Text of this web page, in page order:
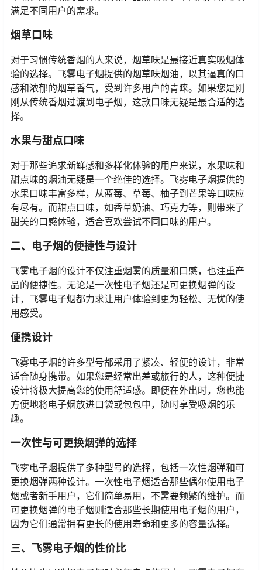
素。飞雾电子烟提供了丰富多样的烟油口味，从经典的烟
满足不同用户的需求。
烟草口味
对于习惯传统香烟的人来说，烟草味是最接近真实吸烟体
验的选择。飞雾电子烟提供的烟草味烟油，以其逼真的口
感和浓郁的烟草香气，受到许多用户的青睐。如果您是刚
择。
水果与甜点口味
对于那些追求新鲜感和多样化体验的用户来说，水果味和
甜点味的烟油无疑是一个绝佳的选择。飞雾电子烟提供的
水果口味丰富多样，从蓝莓、草莓、柚子到芒果等口味应
甜美的口感体验，适合喜欢尝试不同口味的用户。
二、电子烟的便捷性与设计
飞雾电子烟的设计不仅注重烟雾的质量和口感，也注重产
品的便捷性。无论是一次性电子烟还是可更换烟弹的设
用感受。
便携设计
飞雾电子烟的许多型号都采用了紧凑、轻便的设计，非常
适合随身携带。如果您是经常出差或旅行的人，这种便捷
设计将极大提高您的使用舒适感。即便在外出时，您也能
趣。
一次性与可更换烟弹的选择
飞雾电子烟提供了多种型号的选择，包括一次性烟弹和可
更换烟弹两种设计。一次性电子烟适合那些偶尔使用电子
烟或者新手用户，它们简单易用，不需要频繁的维护。而
因为它们通常拥有更长的使用寿命和更多的容量选择。